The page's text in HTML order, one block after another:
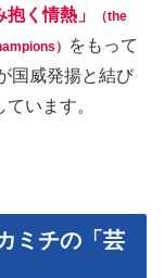
く情熱」
（the
）
をもって
国威発揚と結び
います。
ミチの「芸